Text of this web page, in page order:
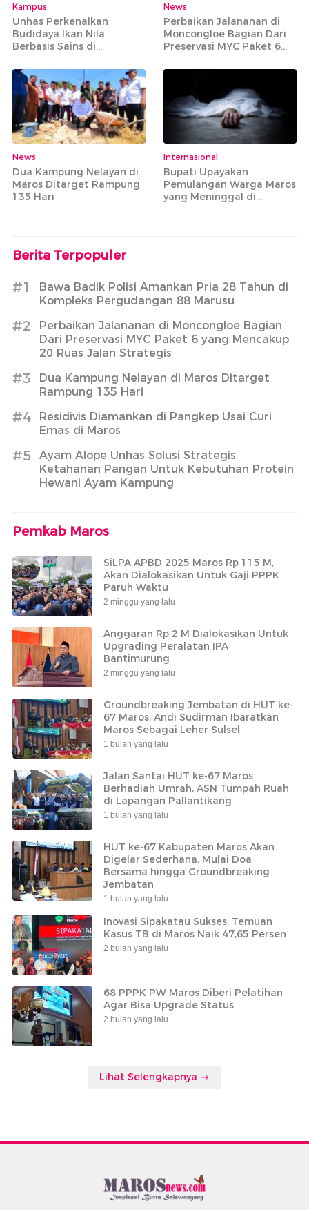
Kampus
Unhas Perkenalkan
Budidaya Ikan Nila
Berbasis Sains di
News
Perbaikan Jalananan di
Moncongloe Bagian Dari
Preservasi MYC Paket 6
Jalan Strategis
News
Dua Kampung Nelayan di
Maros Ditarget Rampung
135 Hari
Internasional
Bupati Upayakan
Pemulangan Warga Maros
yang Meninggal di
Berita Terpopuler
#1
Bawa Badik Polisi Amankan Pria 28 Tahun di
Kompleks Pergudangan 88 Marusu
#2
Perbaikan Jalananan di Moncongloe Bagian
Dari Preservasi MYC Paket 6 yang Mencakup
20 Ruas Jalan Strategis
#3
Dua Kampung Nelayan di Maros Ditarget
Rampung 135 Hari
#4
Residivis Diamankan di Pangkep Usai Curi
Emas di Maros
#5
Ayam Alope Unhas Solusi Strategis
Ketahanan Pangan Untuk Kebutuhan Protein
Hewani Ayam Kampung
Pemkab Maros
SiLPA APBD 2025 Maros Rp 115 M,
Akan Dialokasikan Untuk Gaji PPPK
Paruh Waktu
2 minggu yang lalu
Anggaran Rp 2 M Dialokasikan Untuk
Upgrading Peralatan IPA
Bantimurung
2 minggu yang lalu
Groundbreaking Jembatan di HUT ke-
67 Maros, Andi Sudirman Ibaratkan
Maros Sebagai Leher Sulsel
1 bulan yang lalu
Jalan Santai HUT ke-67 Maros
Berhadiah Umrah, ASN Tumpah Ruah
di Lapangan Pallantikang
1 bulan yang lalu
HUT ke-67 Kabupaten Maros Akan
Digelar Sederhana, Mulai Doa
Bersama hingga Groundbreaking
Jembatan
1 bulan yang lalu
Inovasi Sipakatau Sukses, Temuan
Kasus TB di Maros Naik 47,65 Persen
2 bulan yang lalu
68 PPPK PW Maros Diberi Pelatihan
Agar Bisa Upgrade Status
2 bulan yang lalu
Lihat Selengkapnya